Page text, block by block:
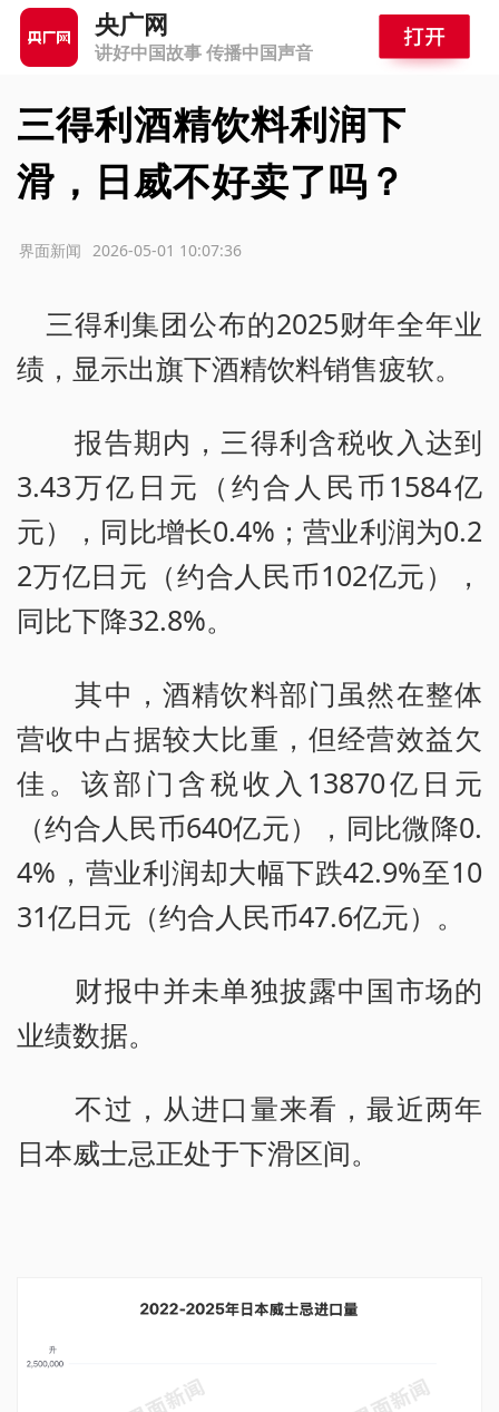
央广网
讲好中国故事 传播中国声音
三得利酒精饮料利润下
滑，日威不好卖了吗？
2026-05-01 10:07:36
界面新闻
三得利集团公布的2025财年全年业
绩，显示出旗下酒精饮料销售疲软。
报告期内，三得利含税收入达到
3.43万亿日元（约合人民币1584亿
元），同比增长0.4%；营业利润为0.2
2万亿日元（约合人民币102亿元），
同比下降32.8%。
其中，酒精饮料部门虽然在整体
营收中占据较大比重，但经营效益欠
佳。该部门含税收入13870亿日元
（约合人民币640亿元），同比微降0.
4%，营业利润却大幅下跌42.9%至10
31亿日元（约合人民币47.6亿元）。
财报中并未单独披露中国市场的
业绩数据。
不过，从进口量来看，最近两年
日本威士忌正处于下滑区间。